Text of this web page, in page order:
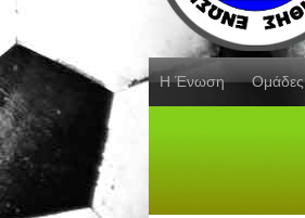
Η Ένωση Ομάδες